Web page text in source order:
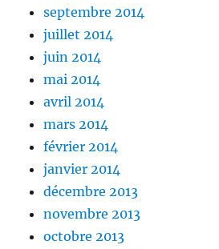
septembre 2014
juillet 2014
juin 2014
mai 2014
avril 2014
mars 2014
février 2014
janvier 2014
décembre 2013
novembre 2013
octobre 2013